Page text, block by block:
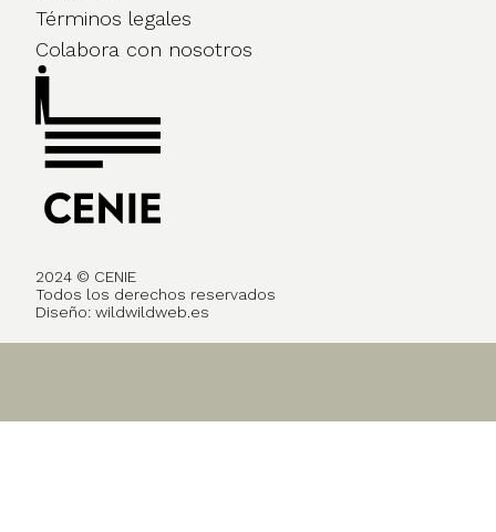
Términos legales
Colabora con nosotros
2024 © CENIE
Todos los derechos reservados
Diseño: wildwildweb.es